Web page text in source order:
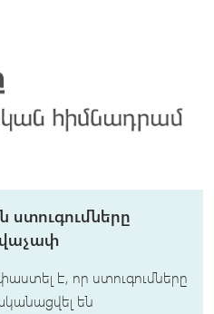
է, որ ստուգումները
են